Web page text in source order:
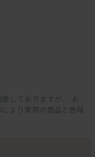
しておりますが、 お
より実際の商品と色味